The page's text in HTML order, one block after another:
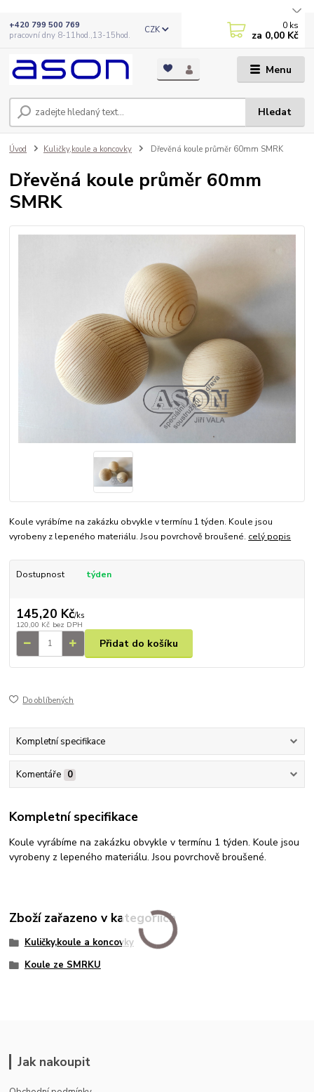
Menu
CZK
Hledat
+420 799 500 769
pracovní dny 8-11hod.,13-15hod.
0 ks
za 0,00 Kč
Úvod Kuličky,koule a koncovky Dřevěná koule průměr 60mm SMRK
Dřevěná koule průměr 60mm
SMRK
Koule vyrábíme na zakázku obvykle v termínu 1 týden. Koule jsou
vyrobeny z lepeného materiálu. Jsou povrchově broušené. celý popis
Dostupnost týden
145,20 Kč/ks
120,00 Kč bez DPH
Přidat do košíku
Do oblíbených
Kompletní specifikace
Komentáře 0
Kompletní specifikace
Koule vyrábíme na zakázku obvykle v termínu 1 týden. Koule jsou
vyrobeny z lepeného materiálu. Jsou povrchově broušené.
Zboží zařazeno v kategoriích
Kuličky,koule a koncovky
Koule ze SMRKU
Jak nakoupit